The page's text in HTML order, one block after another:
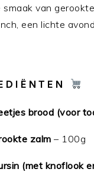
smaak van
een lichte
brood (voor
zalm – 100g
(met knoflook